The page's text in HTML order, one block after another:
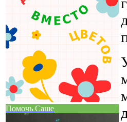
Помочь Саше